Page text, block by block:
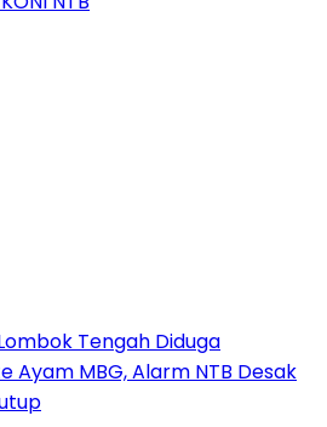
Tengah Diduga
Ayam MBG, Alarm NTB Desak